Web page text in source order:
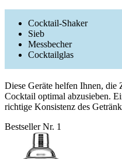
Cocktail-Shaker
Sieb
Messbecher
Cocktailglas
Diese Geräte helfen Ihnen, die
Cocktail optimal abzusieben.
richtige Konsistenz des
Bestseller Nr. 1